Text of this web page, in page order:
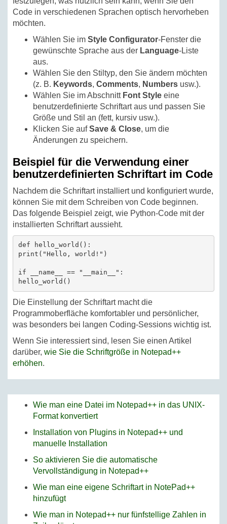
Code in verschiedenen Sprachen optisch hervorheben
möchten.
Wählen Sie im Style Configurator-Fenster die
gewünschte Sprache aus der Language-Liste
aus.
Wählen Sie den Stiltyp, den Sie ändern möchten
(z. B. Keywords, Comments, Numbers usw.).
Wählen Sie im Abschnitt Font Style eine
benutzerdefinierte Schriftart aus und passen Sie
Größe und Stil an (fett, kursiv usw.).
Klicken Sie aufSave & Close, um die
Änderungen zu speichern.
Beispiel für die Verwendung einer
benutzerdefinierten Schriftart im Code
Nachdem die Schriftart installiert und konfiguriert wurde,
können Sie mit dem Schreiben von Code beginnen.
Das folgende Beispiel zeigt, wie Python-Code mit der
installierten Schriftart aussieht.
def hello_world():
print("Hello, world!")
if __name__ == "__main__":
Die Einstellung der Schriftart macht die
Programmoberfläche komfortabler und persönlicher,
was besonders bei langen Coding-Sessions wichtig ist.
Wenn Sie interessiert sind, lesen Sie einen Artikel
darüber, wie Sie die Schriftgröße in Notepad++
erhöhen.
Wie man eine Datei im Notepad++ in das UNIX-
Format konvertiert
Installation von Plugins in Notepad++ und
manuelle Installation
So aktivieren Sie die automatische
Vervollständigung in Notepad++
Wie man eine eigene Schriftart in NotePad++
hinzufügt
Wie man in Notepad++ nur fünfstellige Zahlen in